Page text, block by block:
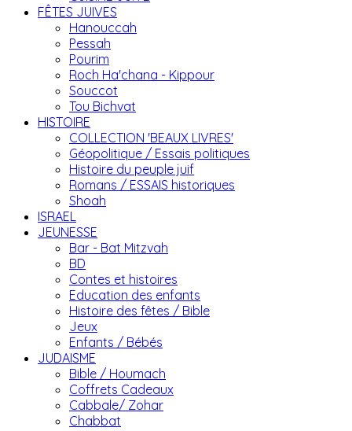
FÊTES JUIVES
Hanouccah
Pessah
Pourim
Roch Ha'chana - Kippour
Souccot
Tou Bichvat
HISTOIRE
COLLECTION 'BEAUX LIVRES'
Géopolitique / Essais politiques
Histoire du peuple juif
Romans / ESSAIS historiques
Shoah
ISRAEL
JEUNESSE
Bar - Bat Mitzvah
BD
Contes et histoires
Education des enfants
Histoire des fêtes / Bible
Jeux
Enfants / Bébés
JUDAISME
Bible / Houmach
Coffrets Cadeaux
Cabbale/ Zohar
Chabbat